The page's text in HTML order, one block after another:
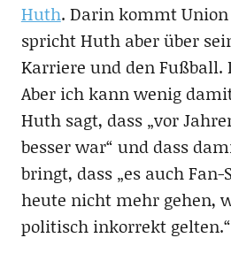
Huth. Darin kommt
spricht Huth aber über
Karriere und den Fußball.
Aber ich kann wenig
Huth sagt, dass „vor
besser war“ und dass
bringt, dass „es auch Fan-
heute nicht mehr gehen,
politisch inkorrekt gelten.“